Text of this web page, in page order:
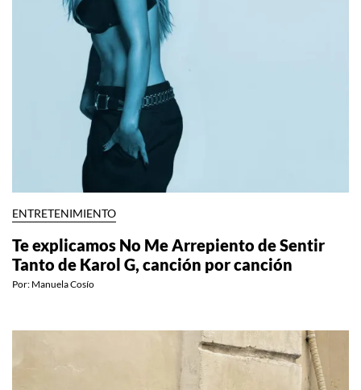
ENTRETENIMIENTO
Te explicamos No Me Arrepiento de Sentir
Tanto de Karol G, canción por canción
Por: Manuela Cosío